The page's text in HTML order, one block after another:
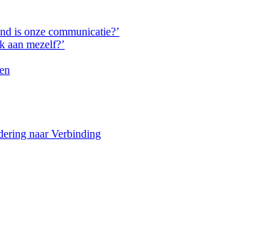
is onze communicatie?’
aan mezelf?’
naar Verbinding